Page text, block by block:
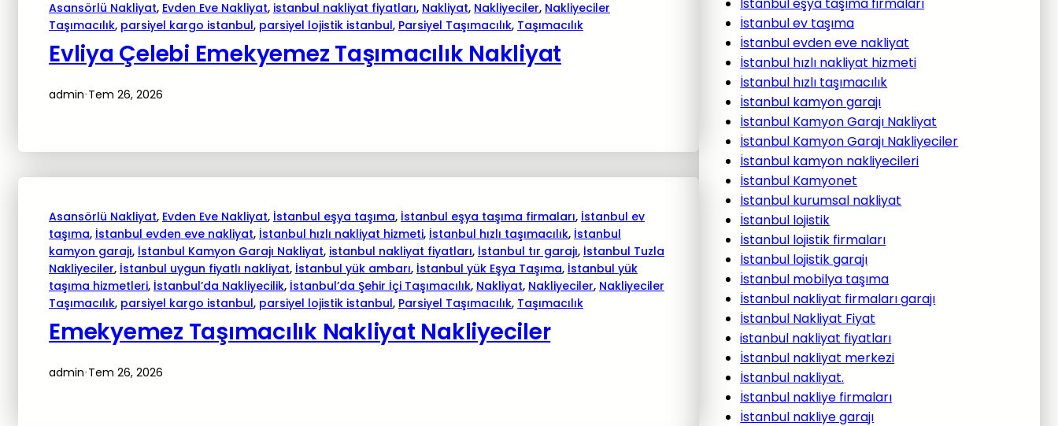
Asansörlü Nakliyat, Evden Eve Nakliyat, istanbul nakliyat fiyatları, Nakliyat, Nakliyeciler, Nakliyeciler
Taşımacılık, parsiyel kargo istanbul, parsiyel lojistik istanbul, Parsiyel Taşımacılık, Taşımacılık
Evliya Çelebi Emekyemez Taşımacılık Nakliyat
admin· Tem 26, 2026
Asansörlü Nakliyat, Evden Eve Nakliyat, İstanbul eşya taşıma, İstanbul eşya taşıma firmaları, İstanbul ev
taşıma, İstanbul evden eve nakliyat, İstanbul hızlı nakliyat hizmeti, İstanbul hızlı taşımacılık, İstanbul
kamyon garajı, İstanbul Kamyon Garajı Nakliyat, istanbul nakliyat fiyatları, İstanbul tır garajı, İstanbul Tuzla
Nakliyeciler, İstanbul uygun fiyatlı nakliyat, İstanbul yük ambarı, İstanbul yük Eşya Taşıma, İstanbul yük
taşıma hizmetleri, İstanbul’da Nakliyecilik, İstanbul’da Şehir İçi Taşımacılık, Nakliyat, Nakliyeciler, Nakliyeciler
Taşımacılık, parsiyel kargo istanbul, parsiyel lojistik istanbul, Parsiyel Taşımacılık, Taşımacılık
Emekyemez Taşımacılık Nakliyat Nakliyeciler
admin· Tem 26, 2026
İstanbul ev taşıma
İstanbul evden eve nakliyat
İstanbul hızlı nakliyat hizmeti
İstanbul hızlı taşımacılık
İstanbul kamyon garajı
İstanbul Kamyon Garajı Nakliyat
İstanbul Kamyon Garajı Nakliyeciler
İstanbul kamyon nakliyecileri
İstanbul Kamyonet
İstanbul kurumsal nakliyat
İstanbul lojistik
İstanbul lojistik firmaları
İstanbul lojistik garajı
İstanbul mobilya taşıma
İstanbul nakliyat firmaları garajı
İstanbul Nakliyat Fiyat
istanbul nakliyat fiyatları
İstanbul nakliyat merkezi
İstanbul nakliyat.
İstanbul nakliye firmaları
İstanbul nakliye garajı